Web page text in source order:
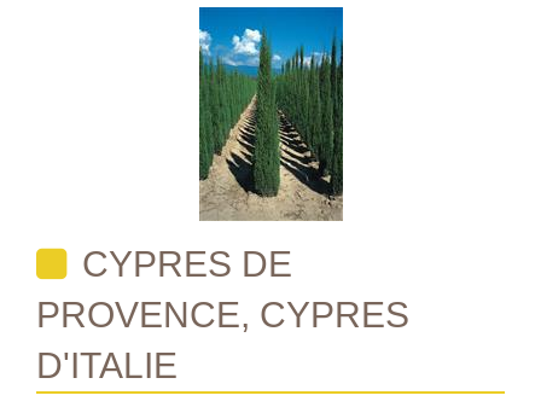
CYPRES DE
PROVENCE, CYPRES
D'ITALIE